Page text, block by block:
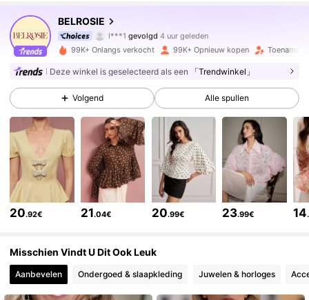
BELROSIE
l***1 gevolgd 4 uur geleden
d***yis aan het browsen
4.78
689K Volgers
689K Volgers
4.78 689K Volgers
4.78 689K Volgers
99K+ Onlangs verkocht 99K+ Opnieuw kopen Toename
Deze winkel is geselecteerd als een 「Trendwinkel」
Volgend Alle spullen
20.92€ 21.04€ 20.99€ 23.99€ 14
Misschien Vindt U Dit Ook Leuk
Aanbevelen Ondergoed & slaapkleding Juwelen & horloges